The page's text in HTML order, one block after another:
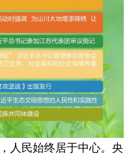
人民始终居于中心。央